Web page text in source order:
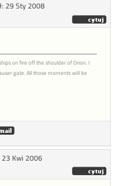
29 Sty 2008
on fire off the shoulder of Orion. I
gate. All those moments will be
23 Kwi 2006